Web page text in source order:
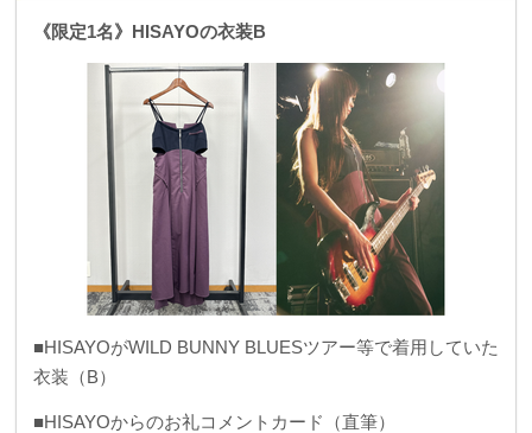
《限定1名》HISAYOの衣装B
■HISAYOがWILD BUNNY BLUESツアー等で着用していた
衣装（B）
■HISAYOからのお礼コメントカード（直筆）